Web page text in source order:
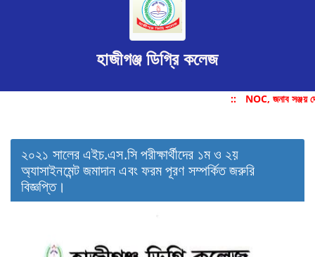
হাজীগঞ্জ ডিগ্রি কলেজ
:: NOC, জনাব সঞ্জয়
২০২১ সালের এইচ.এস.সি পরীক্ষার্থীদের ১ম ও ২য়
অ্যাসাইনমেন্ট জমাদান এবং ফরম পূরণ সম্পর্কিত জরুরি
বিজ্ঞপ্তি।